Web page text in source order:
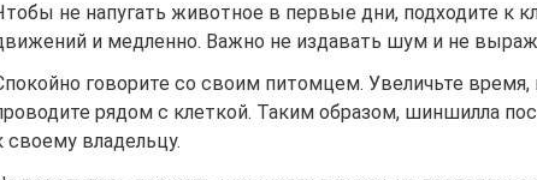
не напугать животное в первые дни, подходите к
и медленно. Важно не издавать шум и не
говорите со своим питомцем. Увеличьте
рядом с клеткой. Таким образом, шиншилла
своему владельцу.